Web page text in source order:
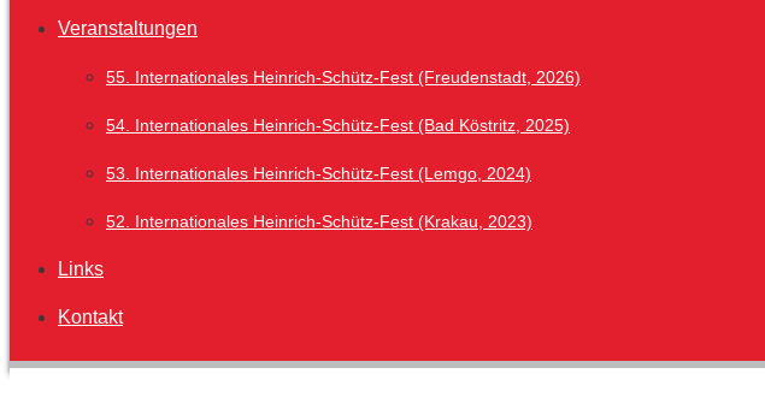
Veranstaltungen
55. Internationales Heinrich-Schütz-Fest (Freudenstadt, 2026)
54. Internationales Heinrich-Schütz-Fest (Bad Köstritz, 2025)
53. Internationales Heinrich-Schütz-Fest (Lemgo, 2024)
52. Internationales Heinrich-Schütz-Fest (Krakau, 2023)
Links
Kontakt